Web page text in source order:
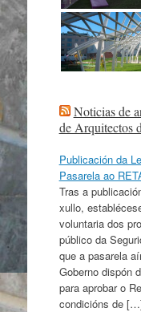
Noticias de
de Arquitectos
Publicación da
Pasarela ao
Tras a
xullo,
voluntaria dos
público da
que a pasarela
Goberno dispón
para aprobar o
condicións de